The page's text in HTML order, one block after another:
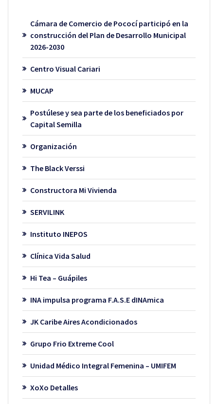
Cámara de Comercio de Pococí participó en la
construcción del Plan de Desarrollo Municipal
2026-2030
Centro Visual Cariari
MUCAP
Postúlese y sea parte de los beneficiados por
Capital Semilla
Organización
The Black Verssi
Constructora Mi Vivienda
SERVILINK
Instituto INEPOS
Clínica Vida Salud
Hi Tea – Guápiles
INA impulsa programa F.A.S.E dINAmica
JK Caribe Aires Acondicionados
Grupo Frio Extreme Cool
Unidad Médico Integral Femenina – UMIFEM
XoXo Detalles